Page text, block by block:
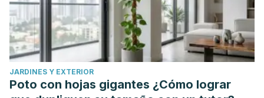
intervalado de alta intensidad sobre los niveles de glicemia
basal, perfil antropométrico y VO2 máx de jóvenes
sedentarios con sobrepeso u obesidad. Nutrición
Hospitalaria [Internet]. 2016;33(2):284-288. Recuperado
de: https://www.redalyc.org/articulo.oa?id=309245773015
Kelly, B.M., Xenophontos, S., King, J.A. et al. An evaluation
JARDINES Y EXTERIOR
Poto con hojas gigantes ¿Cómo lograr